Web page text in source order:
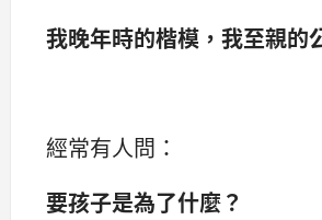
我晚年時的楷模，我至親的
經常有人問：
要孩子是為了什麼？